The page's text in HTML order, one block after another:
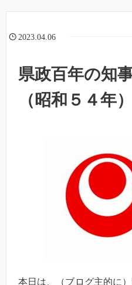
2023.04.06
県政百年の知
（昭和５４年）
本日は、（ブログ主的に